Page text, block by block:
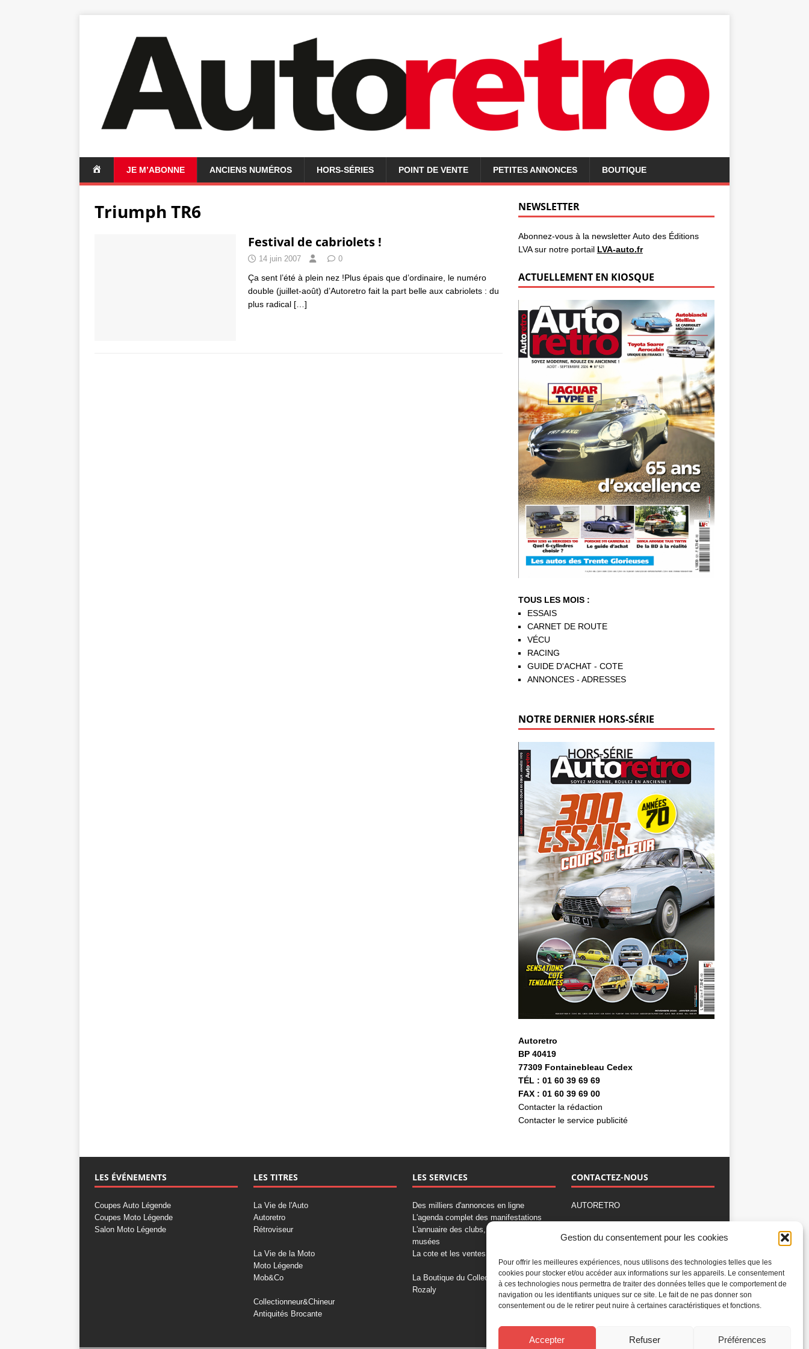
Gestion du consentement pour les cookies
Pour offrir les meilleures expériences, nous utilisons des technologies telles que les
cookies pour stocker et/ou accéder aux informations sur les appareils. Le consentement
à ces technologies nous permettra de traiter des données telles que le comportement de
navigation ou les identifiants uniques sur ce site. Le fait de ne pas donner son
consentement ou de le retirer peut nuire à certaines caractéristiques et fonctions.
Accepter Refuser Préférences
C
U
JE M’ABONNE ANCIENS NUMÉROS HORS-SÉRIES POINT DE VENTE PETITES ANNONCES BOUTIQUE
Triumph TR6
Festival de cabriolets !
14 juin 2007 0
Ça sent l’été à plein nez !Plus épais que d’ordinaire, le numéro
double (juillet-août) d’Autoretro fait la part belle aux cabriolets : du
plus radical […]
NEWSLETTER
Abonnez-vous à la newsletter Auto des Éditions
LVA sur notre portail LVA-auto.fr
ACTUELLEMENT EN KIOSQUE
TOUS LES MOIS :
ESSAIS
CARNET DE ROUTE
VÉCU
RACING
GUIDE D'ACHAT - COTE
ANNONCES - ADRESSES
NOTRE DERNIER HORS-SÉRIE
Autoretro
BP 40419
77309 Fontainebleau Cedex
TÉL : 01 60 39 69 69
FAX : 01 60 39 69 00
Contacter la rédaction
Contacter le service publicité
LES ÉVÉNEMENTS
Coupes Auto Légende
Coupes Moto Légende
Salon Moto Légende
LES TITRES
La Vie de l'Auto
Autoretro
Rétroviseur
La Vie de la Moto
Moto Légende
Mob&Co
Collectionneur&Chineur
Antiquités Brocante
LES SERVICES
Des milliers d'annonces en ligne
L'agenda complet des manifestations
L'annuaire des clubs, professionnels,
musées
La cote et les ventes aux enchères
La Boutique du Collectionneur
Rozaly
CONTACTEZ-NOUS
AUTORETRO
77309 Fontainebleau Cedex
Fax: 01 60 39 69 00
Nous contacter par email
Mentions légales
Gestion des cookies